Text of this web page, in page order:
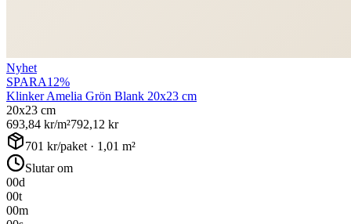
Nyhet
SPARA12%
Klinker Amelia Grön Blank 20x23 cm
20x23 cm
693,84 kr/m²792,12 kr
701 kr/paket · 1,01 m²
Slutar om
00d
00t
00m